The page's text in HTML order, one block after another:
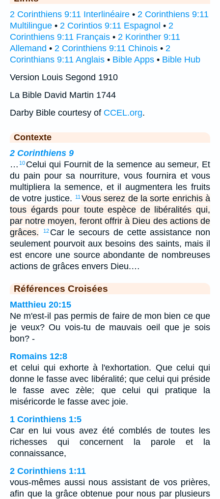
2 Corinthiens 9:11 Interlinéaire • 2 Corinthiens 9:11
Multilingue • 2 Corintios 9:11 Espagnol • 2
Corinthiens 9:11 Français • 2 Korinther 9:11
Allemand • 2 Corinthiens 9:11 Chinois • 2
Corinthians 9:11 Anglais • Bible Apps • Bible Hub
Version Louis Segond 1910
La Bible David Martin 1744
Darby Bible courtesy of CCEL.org.
Contexte
2 Corinthiens 9
… 10 Celui qui Fournit de la semence au semeur, Et
du pain pour sa nourriture, vous fournira et vous
multipliera la semence, et il augmentera les fruits
de votre justice.
11 Vous serez de la sorte enrichis à
tous égards pour toute espèce de libéralités qui,
par notre moyen, feront offrir à Dieu des actions de
grâces.
12 Car le secours de cette assistance non
seulement pourvoit aux besoins des saints, mais il
est encore une source abondante de nombreuses
actions de grâces envers Dieu.…
Références Croisées
Matthieu 20:15
Ne m'est-il pas permis de faire de mon bien ce que
je veux? Ou vois-tu de mauvais oeil que je sois
bon? -
Romains 12:8
et celui qui exhorte à l'exhortation. Que celui qui
donne le fasse avec libéralité; que celui qui préside
le fasse avec zèle; que celui qui pratique la
miséricorde le fasse avec joie.
1 Corinthiens 1:5
Car en lui vous avez été comblés de toutes les
richesses qui concernent la parole et la
connaissance,
2 Corinthiens 1:11
vous-mêmes aussi nous assistant de vos prières,
afin que la grâce obtenue pour nous par plusieurs